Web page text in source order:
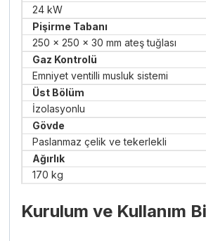
24 kW
Pişirme Tabanı
250 × 250 × 30 mm ateş tuğlası
Gaz Kontrolü
Emniyet ventilli musluk sistemi
Üst Bölüm
İzolasyonlu
Gövde
Paslanmaz çelik ve tekerlekli
Ağırlık
170 kg
Kurulum ve Kullanım